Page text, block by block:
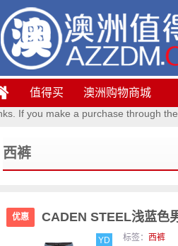
值得买 澳洲购物商城
If you make a purchase through
西裤
优惠 CADEN STEEL浅蓝色
YD 标签： 西裤